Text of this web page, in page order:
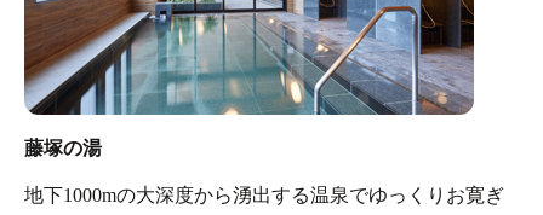
藤塚の湯
地下1000mの大深度から湧出する温泉でゆっくりお寛ぎ